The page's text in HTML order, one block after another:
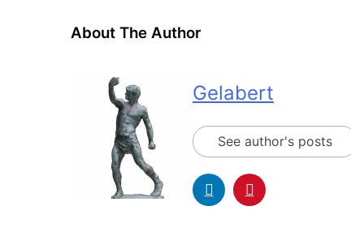
About The Author
Gelabert
See author's posts